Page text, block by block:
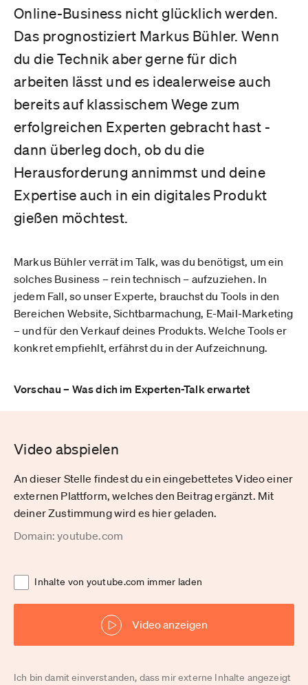
Online-Business nicht glücklich werden.
Das prognostiziert Markus Bühler. Wenn
du die Technik aber gerne für dich
arbeiten lässt und es idealerweise auch
bereits auf klassischem Wege zum
erfolgreichen Experten gebracht hast -
dann überleg doch, ob du die
Herausforderung annimmst und deine
Expertise auch in ein digitales Produkt
gießen möchtest.
Markus Bühler verrät im Talk, was du benötigst, um ein
solches Business – rein technisch – aufzuziehen. In
jedem Fall, so unser Experte, brauchst du Tools in den
Bereichen Website, Sichtbarmachung, E-Mail-Marketing
– und für den Verkauf deines Produkts. Welche Tools er
konkret empfiehlt, erfährst du in der Aufzeichnung.
Vorschau – Was dich im Experten-Talk erwartet
Video abspielen
An dieser Stelle findest du ein eingebettetes Video einer
externen Plattform, welches den Beitrag ergänzt. Mit
deiner Zustimmung wird es hier geladen.
Domain: youtube.com
Inhalte von youtube.com immer laden
Video anzeigen
Ich bin damit einverstanden, dass mir externe Inhalte angezeigt